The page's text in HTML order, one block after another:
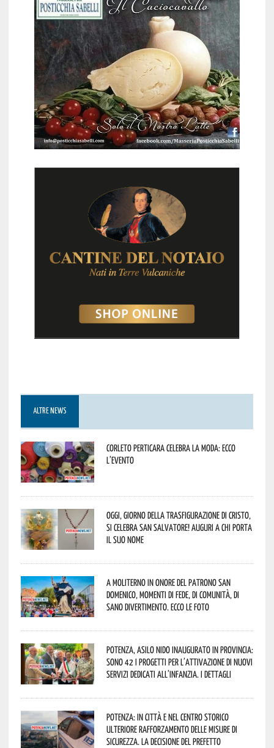
ALTRE NEWS
Corleto Perticara celebra la moda: ecco
l’evento
Oggi, giorno della Trasfigurazione di Cristo,
si celebra San Salvatore! Auguri a chi porta
il suo nome
A Moliterno in onore del Patrono San
Domenico, momenti di fede, di comunità, di
sano divertimento. Ecco le foto
Potenza, asilo nido inaugurato in provincia:
sono 42 i progetti per l’attivazione di nuovi
servizi dedicati all’infanzia. I dettagli
Potenza: in città e nel centro storico
ulteriore rafforzamento delle misure di
sicurezza. La decisione del Prefetto